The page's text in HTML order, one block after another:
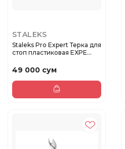
STALEKS
Staleks Pro Expert Терка для
стоп пластиковая EXPE...
49 000 сум